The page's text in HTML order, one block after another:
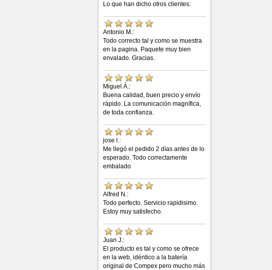
Lo que han dicho otros clientes:
Antonio M.:
Todo correcto tal y como se muestra
en la pagina. Paquete muy bien
envalado. Gracias.
Miguel Á.:
Buena calidad, buen precio y envío
rápido. La comunicación magnífica,
de toda confianza.
jose l.:
Me llegó el pedido 2 días antes de lo
esperado. Todo correctamente
embalado
Alfred N.:
Todo perfecto. Servicio rapidisimo.
Estoy muy satisfecho.
Juan J.:
El producto es tal y como se ofrece
en la web, idéntico a la batería
original de Compex pero mucho más